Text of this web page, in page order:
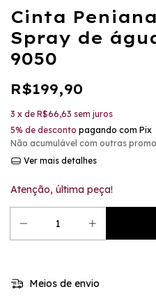
Cinta
Spray de
9050
R$199,90
3 x de R$66,63 sem juros
5% de desconto pagando com Pix
Não acumulável com outras
Ver mais detalhes
Atenção, última peça!
Meios de envio